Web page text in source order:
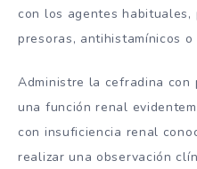
con los agentes habituales,
presoras, antihistamínicos
Administre la cefradina con
una función renal
con insuficiencia renal
realizar una observación